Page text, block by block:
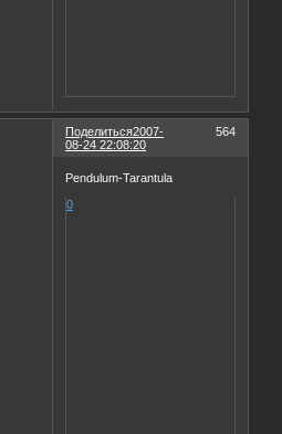
Поделиться 564
2007-
08-24 22:08:20
Pendulum-Tarantula
0